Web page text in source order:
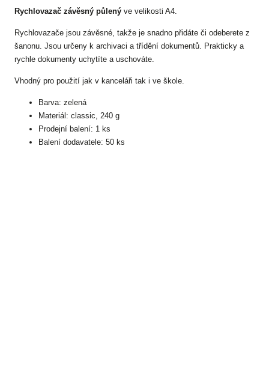
Rychlovazač závěsný půlený ve velikosti A4.
Rychlovazače jsou závěsné, takže je snadno přidáte či odeberete z
šanonu. Jsou určeny k archivaci a třídění dokumentů. Prakticky a
rychle dokumenty uchytíte a uschováte.
Vhodný pro použití jak v kanceláři tak i ve škole.
Barva: zelená
Materiál: classic, 240 g
Prodejní balení: 1 ks
Balení dodavatele: 50 ks